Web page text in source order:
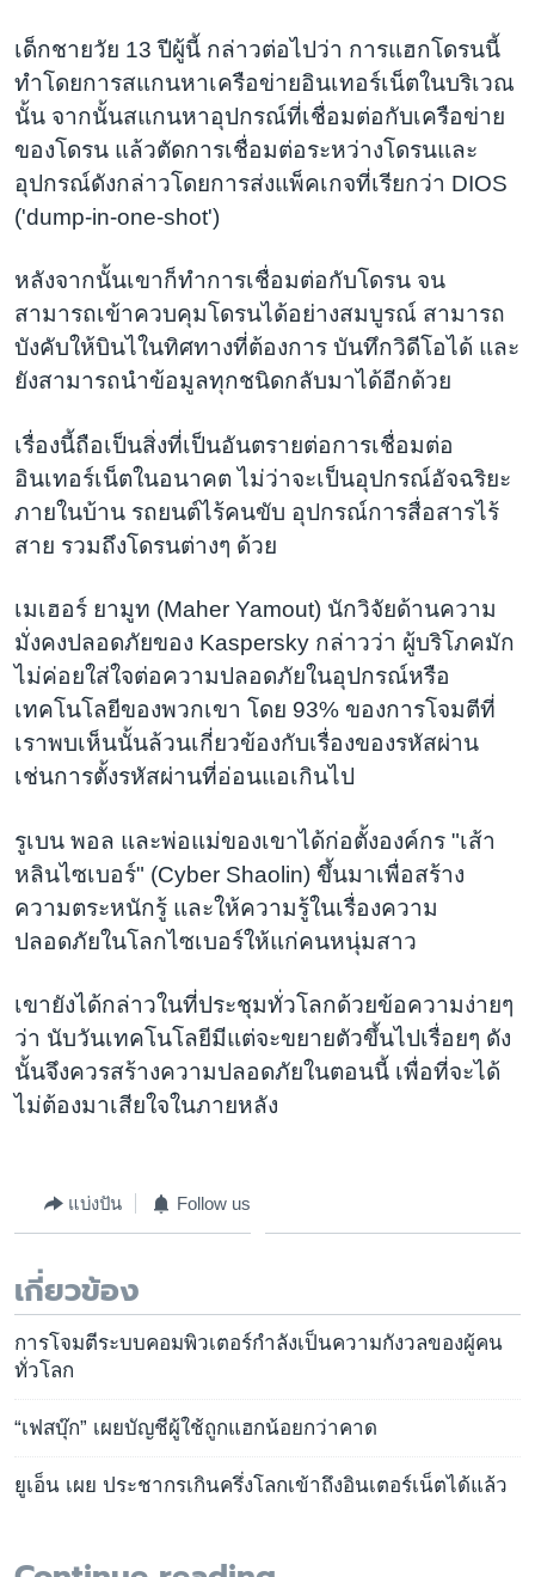
เด็กชายวัย 13 ปีผู้นี้ กล่าวต่อไปว่า การแฮกโดรนนี้
ทำโดยการสแกนหาเครือข่ายอินเทอร์เน็ตในบริเวณ
นั้น จากนั้นสแกนหาอุปกรณ์ที่เชื่อมต่อกับเครือข่าย
ของโดรน แล้วตัดการเชื่อมต่อระหว่างโดรนและ
อุปกรณ์ดังกล่าวโดยการส่งแพ็คเกจที่เรียกว่า DIOS
('dump-in-one-shot')
หลังจากนั้นเขาก็ทำการเชื่อมต่อกับโดรน จน
สามารถเข้าควบคุมโดรนได้อย่างสมบูรณ์ สามารถ
บังคับให้บินไในทิศทางที่ต้องการ บันทึกวิดีโอได้ และ
ยังสามารถนำข้อมูลทุกชนิดกลับมาได้อีกด้วย
เรื่องนี้ถือเป็นสิ่งที่เป็นอันตรายต่อการเชื่อมต่อ
อินเทอร์เน็ตในอนาคต ไม่ว่าจะเป็นอุปกรณ์อัจฉริยะ
ภายในบ้าน รถยนต์ไร้คนขับ อุปกรณ์การสื่อสารไร้
สาย รวมถึงโดรนต่างๆ ด้วย
เมเฮอร์ ยามูท (Maher Yamout) นักวิจัยด้านความ
มั่งคงปลอดภัยของ Kaspersky กล่าวว่า ผู้บริโภคมัก
ไม่ค่อยใส่ใจต่อความปลอดภัยในอุปกรณ์หรือ
เทคโนโลยีของพวกเขา โดย 93% ของการโจมตีที่
เราพบเห็นนั้นล้วนเกี่ยวข้องกับเรื่องของรหัสผ่าน
เช่นการตั้งรหัสผ่านที่อ่อนแอเกินไป
รูเบน พอล และพ่อแม่ของเขาได้ก่อตั้งองค์กร "เส้า
หลินไซเบอร์" (Cyber Shaolin) ขึ้นมาเพื่อสร้าง
ความตระหนักรู้ และให้ความรู้ในเรื่องความ
ปลอดภัยในโลกไซเบอร์ให้แก่คนหนุ่มสาว
เขายังได้กล่าวในที่ประชุมทั่วโลกด้วยข้อความง่ายๆ
ว่า นับวันเทคโนโลยีมีแต่จะขยายตัวขึ้นไปเรื่อยๆ ดัง
นั้นจึงควรสร้างความปลอดภัยในตอนนี้ เพื่อที่จะได้
ไม่ต้องมาเสียใจในภายหลัง
แบ่งปัน Follow us
เกี่ยวข้อง
การโจมตีระบบคอมพิวเตอร์กำลังเป็นความกังวลของผู้คน
ทั่วโลก
“เฟสบุ๊ก” เผยบัญชีผู้ใช้ถูกแฮกน้อยกว่าคาด
ยูเอ็น เผย ประชากรเกินครึ่งโลกเข้าถึงอินเตอร์เน็ตได้แล้ว